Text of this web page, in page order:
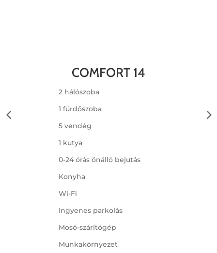
COMFORT 14
2 hálószoba
1 fürdőszoba
5 vendég
1 kutya
0-24 órás önálló bejutás
Konyha
Wi-Fi
Ingyenes parkolás
Mosó-szárítógép
Munkakörnyezet